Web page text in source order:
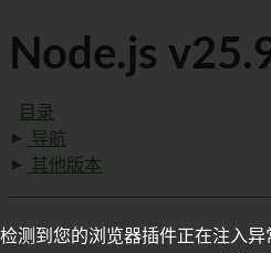
Node.js
目录
导航
其他版本
检测到您的浏览器插件正在注入